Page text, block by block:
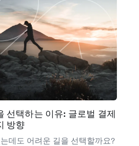
선택하는 이유: 글로벌 결제
방향
데도 어려운 길을 선택할까요?